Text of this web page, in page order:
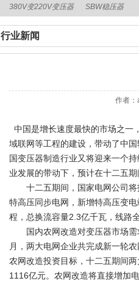
380V变220V变压器 SBW稳压器
行业新闻
作者
中国是增长速度最快的市场之一
域联网等工程的建设，带动了中
国变压器制造行业又将迎来一个
业发展的带动下，预计在十二五
十二五期间，国家电网公司将
特高压同步电网，新增特高压变
程，总换流容量2.3亿千瓦，线路
国内农网改造对变压器市场需
月，两大电网企业共完成新一轮
农网改造投资目标，十二五期间
1116亿元。农网改造将直接增加